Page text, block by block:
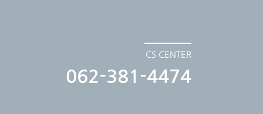
CS CENTER
062-381-4474